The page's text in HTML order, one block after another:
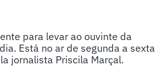
para levar ao ouvinte da
Está no ar de segunda a sexta
jornalista Priscila Marçal.